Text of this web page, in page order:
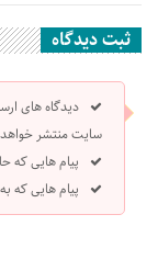
ثبت دیدگاه
دیدگاه های
سایت منتشر
پیام هایی که
پیام هایی که